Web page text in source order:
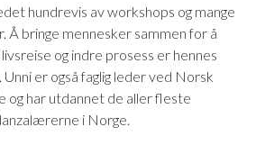
hundrevis av workshops og mange
Å bringe mennesker sammen for å
og indre prosess er hennes
er også faglig leder ved Norsk
og har utdannet de aller fleste
i Norge.